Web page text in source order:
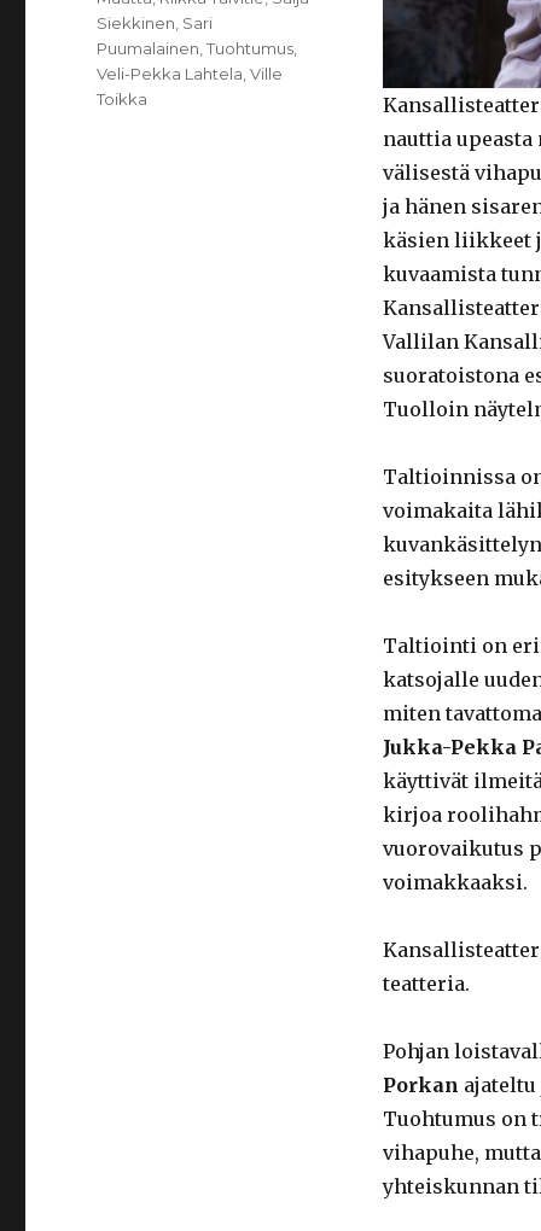
nauttia
välisestä
ja hänen
käsien liikkeet
kuvaamista
Vallilan
suoratoistona
Tuolloin
Taltioinnissa
voimakaita
esitykseen
Taltiointi on
katsojalle
miten
Jukka-Pekka
käyttivät
kirjoa
vuorovaikutus
voimakkaaksi.
teatteria.
Pohjan
Porkan
Tuohtumus on
vihapuhe,
yhteiskunnan
Siekkinen Sari
Puumalainen ,Tuohtumus
Veli-Pekka Lahtela ,Ville
Toikka